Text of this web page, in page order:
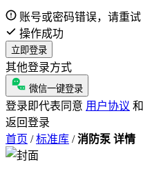
账号或密码错误，请重试
操作成功
立即登录
其他登录方式
微信一键登录
登录即代表同意 用户协议 和
返回登录
首页 / 标准库 / 消防泵 详情